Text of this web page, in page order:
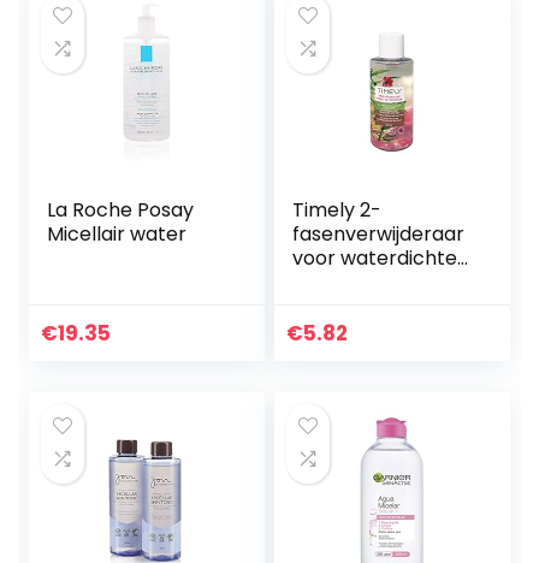
La Roche Posay
Micellair water
€19.35
Timely 2-
fasenverwijderaar
voor waterdichte
€5.82